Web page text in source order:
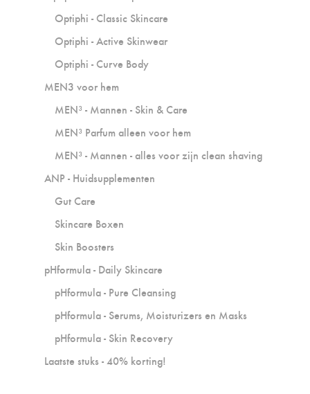
Optiphi - Classic Skincare
Optiphi - Active Skinwear
Optiphi - Curve Body
MEN3 voor hem
MEN³ - Mannen - Skin & Care
MEN³ Parfum alleen voor hem
MEN³ - Mannen - alles voor zijn clean shaving
ANP - Huidsupplementen
Gut Care
Skincare Boxen
Skin Boosters
pHformula - Daily Skincare
pHformula - Pure Cleansing
pHformula - Serums, Moisturizers en Masks
pHformula - Skin Recovery
Laatste stuks - 40% korting!